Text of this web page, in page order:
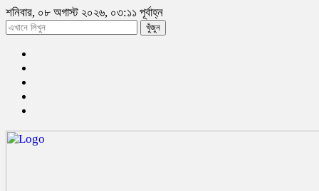
শনিবার, ০৮ অগাস্ট ২০২৬, ০৩:১১ পূর্বাহ্ন
খুঁজুন